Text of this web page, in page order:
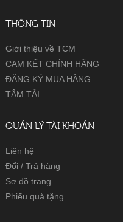
THÔNG TIN
Giới thiệu về TCM
CAM KẾT CHÍNH HÃNG
ĐĂNG KÝ MUA HÀNG
TÂM TẢI
QUẢN LÝ TÀI KHOẢN
Liên hệ
Đổi / Trả hàng
Sơ đồ trang
Phiếu quà tặng